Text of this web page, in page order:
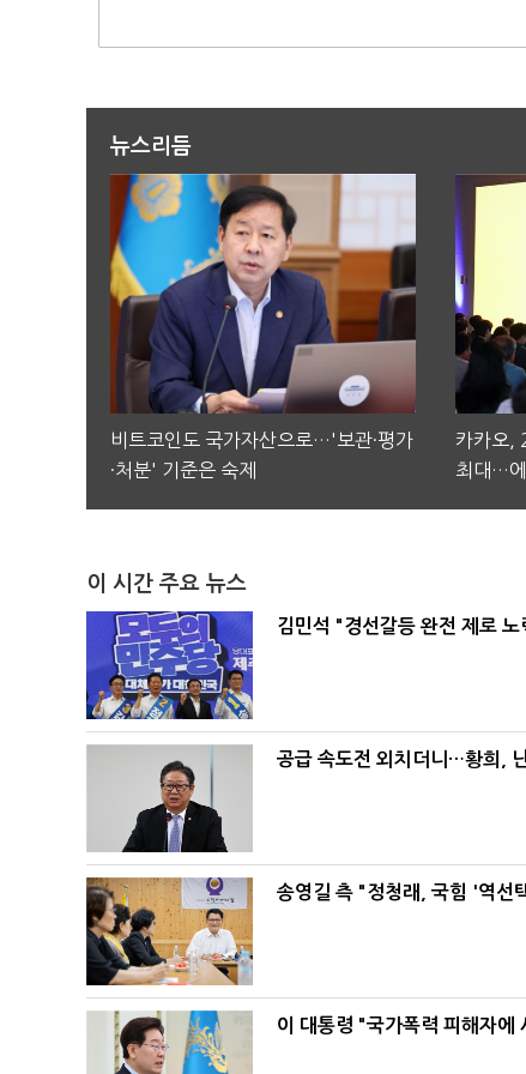
뉴스리듬
비트코인도 국가자산으로…'보관·평가
·처분' 기준은 숙제
카카오,
최대…
이 시간 주요 뉴스
김민석 "경선갈등 완전 제로
공급 속도전 외치더니…황희,
송영길 측 "정청래, 국힘 '역선
이 대통령 "국가폭력 피해자